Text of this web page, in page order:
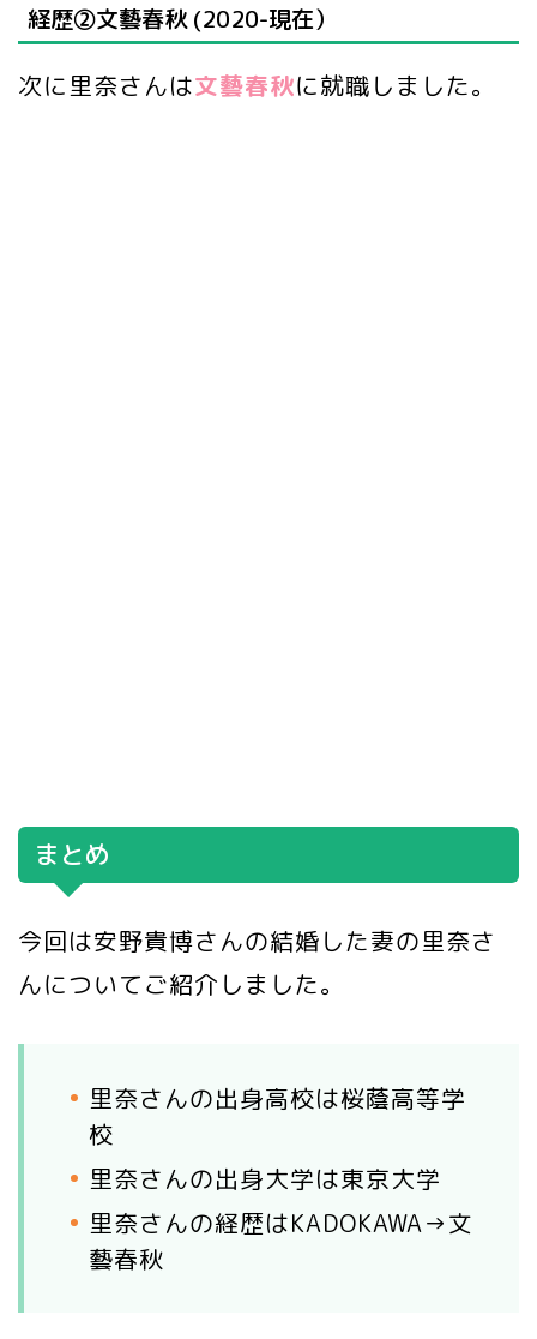
経歴➁文藝春秋 (2020-現在）
次に里奈さんは文藝春秋に就職しました。
まとめ
今回は安野貴博さんの結婚した妻の里奈さ
んについてご紹介しました。
里奈さんの出身高校は桜蔭高等学
校
里奈さんの出身大学は東京大学
里奈さんの経歴はKADOKAWA→文
藝春秋